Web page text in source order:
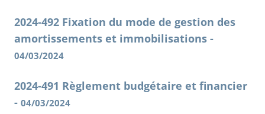
2024-492 Fixation du mode de gestion des
amortissements et immobilisations -
04/03/2024
2024-491 Règlement budgétaire et financier
- 04/03/2024